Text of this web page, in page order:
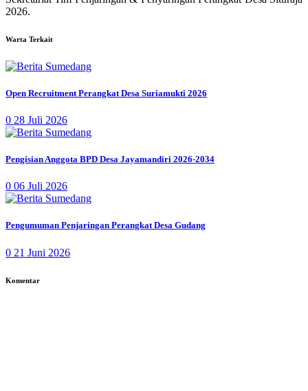
2026.
Warta Terkait
Open Recruitment Perangkat Desa Suriamukti 2026
0 28 Juli 2026
Pengisian Anggota BPD Desa Jayamandiri 2026-2034
0 06 Juli 2026
Pengumuman Penjaringan Perangkat Desa Gudang
0 21 Juni 2026
Komentar